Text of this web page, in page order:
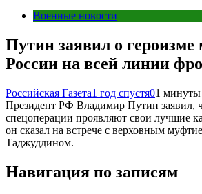
Военные новости
Путин заявил о героизме
России на всей линии
Российская Газета1 год спустя01 минуты
Президент РФ Владимир Путин заявил,
спецоперации проявляют свои лучшие
он сказал на встрече с верховным
Таджуддином.
Навигация по записям